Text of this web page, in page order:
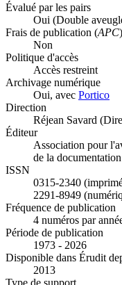
Évalué par les pairs
Oui (Double
Frais de publication (APC)
Non
Politique d'accès
Accès restreint
Archivage numérique
Oui, avec Portico
Direction
Réjean Savard
Éditeur
Association pour
de la
ISSN
0315-2340
2291-8949
Fréquence de publication
4 numéros par
Période de publication
1973 - 2026
Disponible dans Érudit
2013
Type de support